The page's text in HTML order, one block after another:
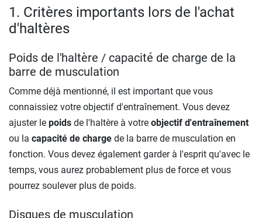
1. Critères importants lors de l'achat
d'haltères
Poids de l'haltère / capacité de charge de la
barre de musculation
Comme déjà mentionné, il est important que vous
connaissiez votre objectif d'entraînement. Vous devez
ajuster le poids de l'haltère à votre objectif d'entraînement
ou la capacité de charge de la barre de musculation en
fonction. Vous devez également garder à l'esprit qu'avec le
temps, vous aurez probablement plus de force et vous
pourrez soulever plus de poids.
Disques de musculation